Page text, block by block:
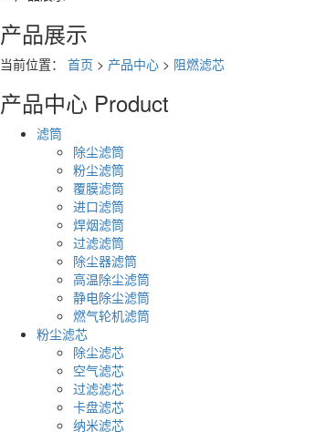
产品展示
当前位置： 首页 > 产品中心 > 阻燃滤芯
产品中心 Product
滤筒
除尘滤筒
粉尘滤筒
覆膜滤筒
进口滤筒
焊烟滤筒
过滤滤筒
除尘器滤筒
高温除尘滤筒
静电除尘滤筒
燃气轮机滤筒
粉尘滤芯
除尘滤芯
空气滤芯
过滤滤芯
卡盘滤芯
纳米滤芯